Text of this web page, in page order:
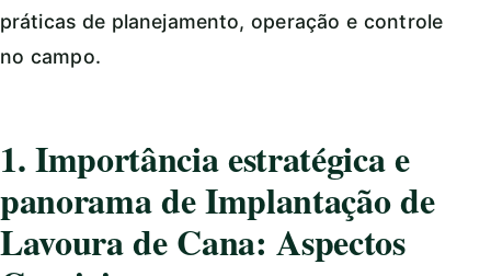
práticas de planejamento, operação e controle
no campo.
1. Importância estratégica e
panorama de Implantação de
Lavoura de Cana: Aspectos